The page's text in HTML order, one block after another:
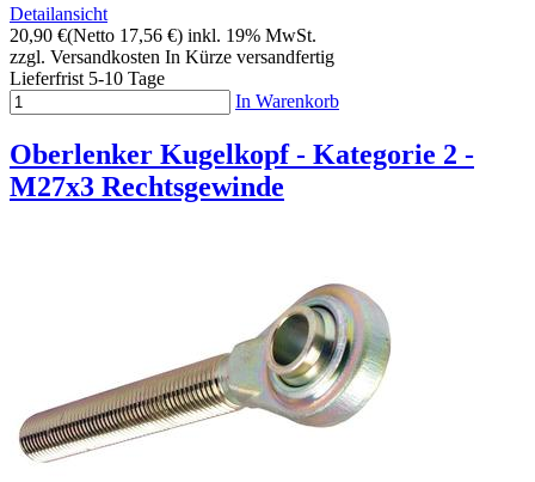
Detailansicht
20,90 €(Netto 17,56 €) inkl. 19% MwSt.
zzgl. Versandkosten In Kürze versandfertig
Lieferfrist 5-10 Tage
In Warenkorb
Oberlenker Kugelkopf - Kategorie 2 -
M27x3 Rechtsgewinde